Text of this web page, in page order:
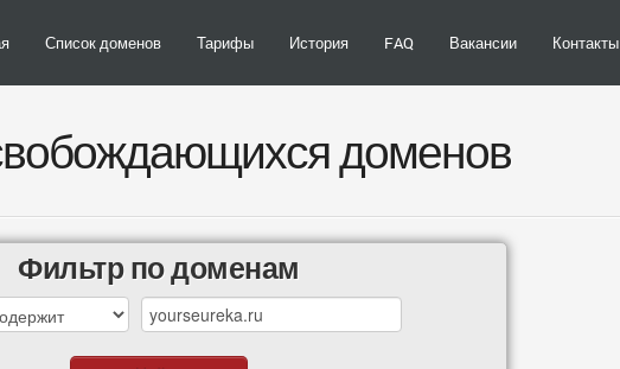
Список доменов Тарифы История FAQ Вакансии Контакты
доменов
Фильтр по доменам